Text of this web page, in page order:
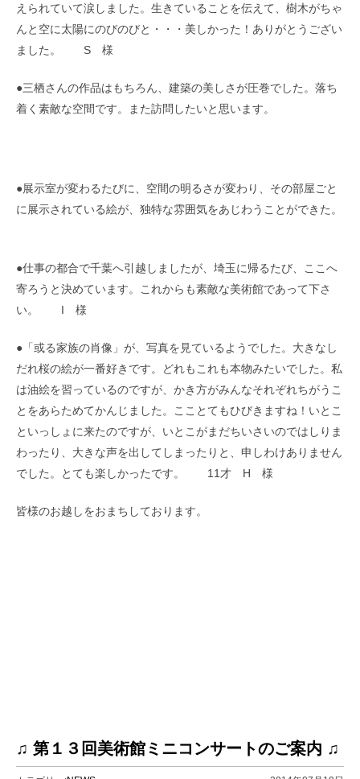
えられていて涙しました。生きていることを伝えて、樹木がちゃ
んと空に太陽にのびのびと・・・美しかった！ありがとうござい
ました。 S 様
●三栖さんの作品はもちろん、建築の美しさが圧巻でした。落ち
着く素敵な空間です。また訪問したいと思います。
●展示室が変わるたびに、空間の明るさが変わり、その部屋ごと
に展示されている絵が、独特な雰囲気をあじわうことができた。
●仕事の都合で千葉へ引越しましたが、埼玉に帰るたび、ここへ
寄ろうと決めています。これからも素敵な美術館であって下さ
い。 I 様
●「或る家族の肖像」が、写真を見ているようでした。大きなし
だれ桜の絵が一番好きです。どれもこれも本物みたいでした。私
は油絵を習っているのですが、かき方がみんなそれぞれちがうこ
とをあらためてかんじました。こことてもひびきますね！いとこ
といっしょに来たのですが、いとこがまだちいさいのではしりま
わったり、大きな声を出してしまったりと、申しわけありません
でした。とても楽しかったです。 11才 H 様
皆様のお越しをおまちしております。
♫ 第１３回美術館ミニコンサートのご案内 ♫